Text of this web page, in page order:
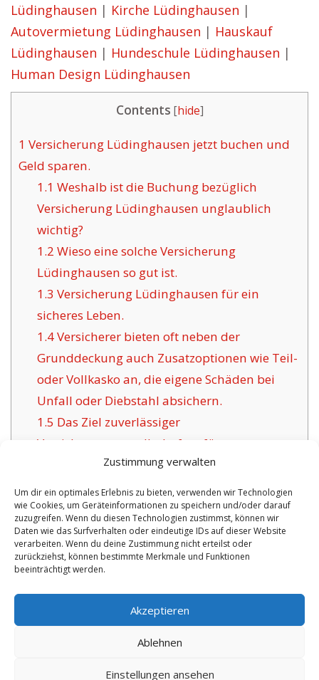
Zustimmung verwalten
Um dir ein optimales Erlebnis zu bieten, verwenden wir Technologien
wie Cookies, um Geräteinformationen zu speichern und/oder darauf
zuzugreifen. Wenn du diesen Technologien zustimmst, können wir
Daten wie das Surfverhalten oder eindeutige IDs auf dieser Website
verarbeiten. Wenn du deine Zustimmung nicht erteilst oder
zurückziehst, können bestimmte Merkmale und Funktionen
beeinträchtigt werden.
Akzeptieren
Ablehnen
Einstellungen ansehen
Lüdinghausen | Kirche Lüdinghausen |
Autovermietung Lüdinghausen | Hauskauf
Lüdinghausen | Hundeschule Lüdinghausen |
Human Design Lüdinghausen
Contents [hide]
1 Versicherung Lüdinghausen jetzt buchen und
Geld sparen.
1.1 Weshalb ist die Buchung bezüglich
Versicherung Lüdinghausen unglaublich
wichtig?
1.2 Wieso eine solche Versicherung
Lüdinghausen so gut ist.
1.3 Versicherung Lüdinghausen für ein
sicheres Leben.
1.4Versicherer bieten oft neben der
Grunddeckung auch Zusatzoptionen wie Teil-
oder Vollkasko an, die eigene Schäden bei
Unfall oder Diebstahl absichern.
1.5 Das Ziel zuverlässiger
Versicherungsgesellschaften für
Lüdinghausen:
1.6
Vorzüge der hier angebotenen
Versicherung in Lüdinghausen:
1.6.1Zeitgemäße Wahlmöglichkeiten mit
Versicherungszertifikat:
No tags for this post.